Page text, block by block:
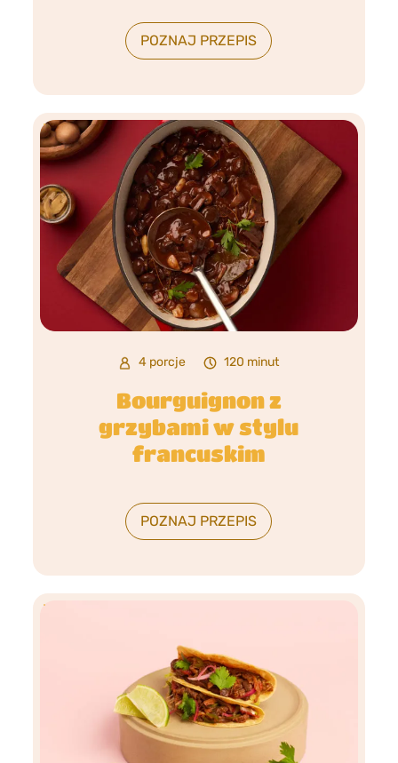
POZNAJ PRZEPIS
4 porcje 120 minut
Bourguignon z
grzybami w stylu
francuskim
POZNAJ PRZEPIS